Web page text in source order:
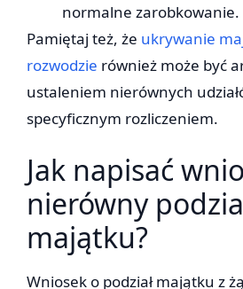
normalne zarobkowanie.
Pamiętaj też, że ukrywanie
rozwodzie również może być
ustaleniem nierównych
specyficznym rozliczeniem.
Jak napisać
nierówny
majątku?
Wniosek o podział majątku z